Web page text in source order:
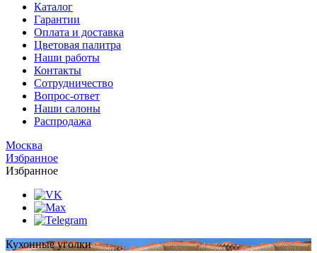
Каталог
Гарантии
Оплата и доставка
Цветовая палитра
Наши работы
Контакты
Сотрудничество
Вопрос-ответ
Наши салоны
Распродажа
Москва
Избранное
Избранное
Кухонные уголки